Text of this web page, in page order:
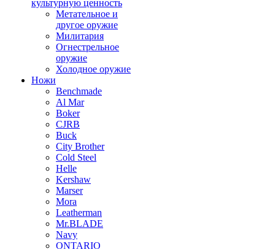
культурную ценность
Метательное и
другое оружие
Милитария
Огнестрельное
оружие
Холодное оружие
Ножи
Benchmade
Al Mar
Boker
CJRB
Buck
City Brother
Cold Steel
Helle
Kershaw
Marser
Mora
Leatherman
Mr.BLADE
Navy
ONTARIO